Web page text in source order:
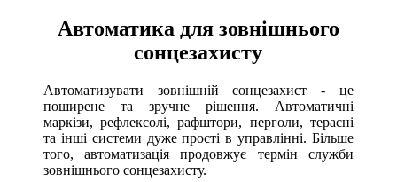
Автоматика для зовнішнього
сонцезахисту
Автоматизувати зовнішній сонцезахист - це
поширене та зручне рішення. Автоматичні
маркізи, рефлексолі, рафштори, перголи, терасні
та інші системи дуже прості в управлінні. Більше
того, автоматизація продовжує термін служби
зовнішнього сонцезахисту.